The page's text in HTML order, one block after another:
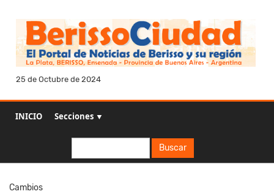
25 de Octubre de 2024
INICIO Secciones ▼
Buscar
Cambios